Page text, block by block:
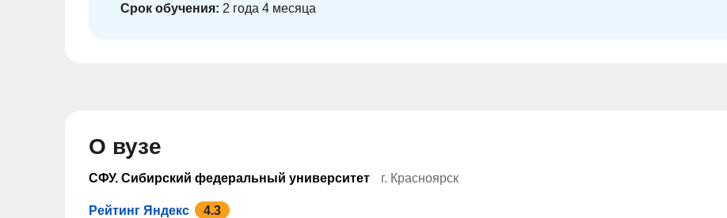
Срок обучения: 2 года 4 месяца
О вузе
СФУ. Сибирский федеральный университет г. Красноярск
Рейтинг Яндекс 4.3